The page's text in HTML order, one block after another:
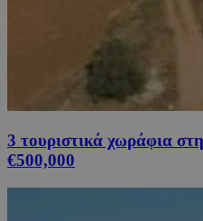
3 τουριστικά χωράφια
€500,000